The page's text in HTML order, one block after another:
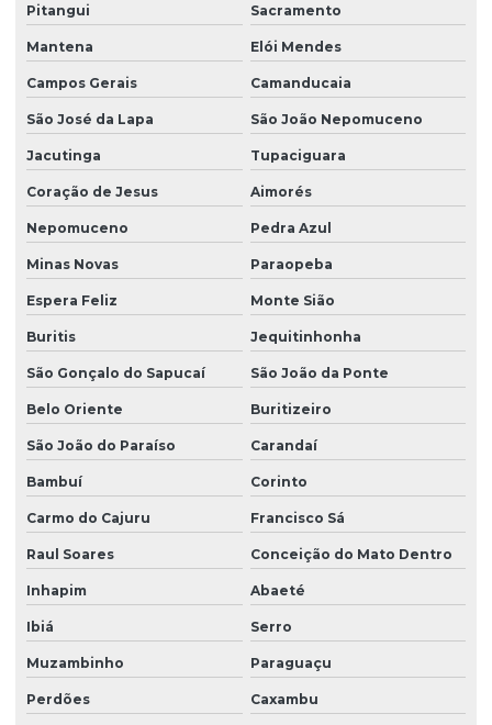
Pitangui Sacramento
Mantena Elói Mendes
Campos Gerais Camanducaia
São José da Lapa São João Nepomuceno
Jacutinga Tupaciguara
Coração de Jesus Aimorés
Nepomuceno Pedra Azul
Minas Novas Paraopeba
Espera Feliz Monte Sião
Buritis Jequitinhonha
São Gonçalo do Sapucaí São João da Ponte
Belo Oriente Buritizeiro
São João do Paraíso Carandaí
Bambuí Corinto
Carmo do Cajuru Francisco Sá
Raul Soares Conceição do Mato Dentro
Inhapim Abaeté
Ibiá Serro
Muzambinho Paraguaçu
Perdões Caxambu